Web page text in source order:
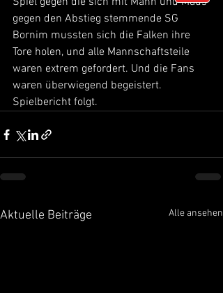
gegen den Abstieg stemmende SG
Bornim mussten sich die Falken ihre
Tore holen, und alle Mannschaftsteile
waren extrem gefordert. Und die Fans
waren überwiegend begeistert.
Spielbericht folgt.
Aktuelle Beiträge Alle ansehen